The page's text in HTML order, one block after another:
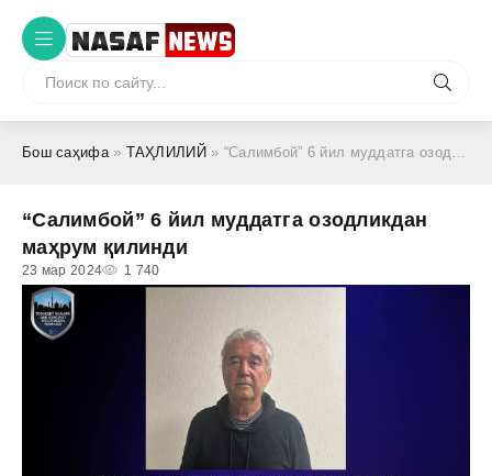
Бош саҳифа» ТАҲЛИЛИЙ » “Салимбой” 6 йил муддатга озодликдан маҳрум қилинди
“Салимбой” 6 йил муддатга озодликдан
маҳрум қилинди
23 мар 2024 1 740